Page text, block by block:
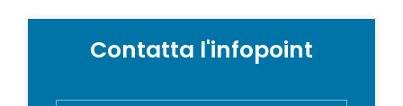
Contatta l'infopoint